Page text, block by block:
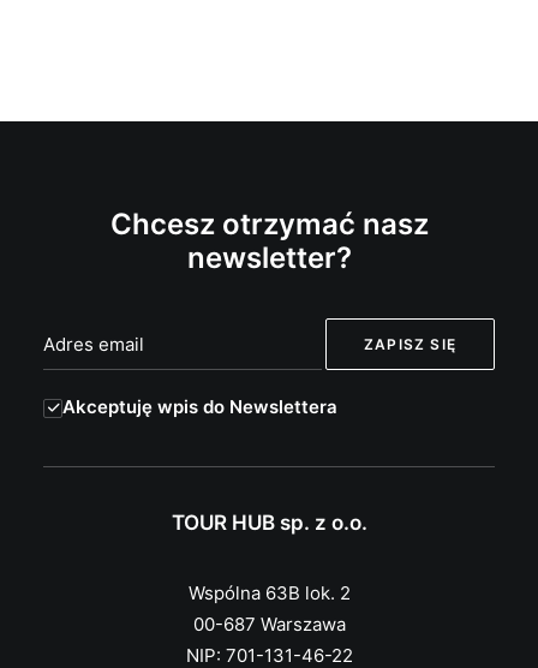
Chcesz otrzymać nasz
newsletter?
Akceptuję wpis do Newslettera
TOUR HUB sp. z o.o.
Wspólna 63B lok. 2
00-687 Warszawa
NIP: 701-131-46-22